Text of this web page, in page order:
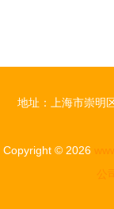
地址：上海市崇明
Copyright © 2026
公司